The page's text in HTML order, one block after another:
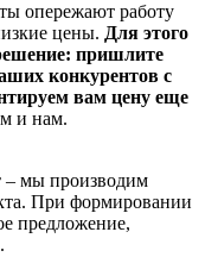
опережают работу
цены. Для этого
пришлите
конкурентов с
вам цену еще
и нам.
– мы производим
При формировании
предложение,